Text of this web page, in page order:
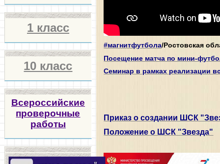
1 класс
10 класс
Всероссийские
проверочные
работы
#магнитфутбола/Ростовская
Посещение матча по мини-
Семинар в рамках реализации
Приказ о создании ШСК
Положение о ШСК "Звезда"